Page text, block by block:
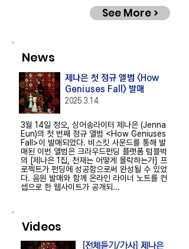
See More >
News
제나은 첫 정규 앨범 <How
Geniuses Fall> 발매
2025.3.14.
3월 14일 정오, 싱어송라이터 제나은 (Jenna
Eun)의 첫 번째 정규 앨범 <How Geniuses
Fall>이 발매되었다. 비스킷 사운드를 통해 발
매된 이번 앨범은 크라우드펀딩 플랫폼 텀블벅
의 [제나은 1집, 천재는 어떻게 몰락하는가] 프
로젝트가 펀딩에 성공함으로써 완성될 수 있었
다. 음원 발매와 함께 온라인 라이너 노트를 컨
셉으로 한 웹사이트가 공개되...
Videos
[전체듣기/가사] 제나은